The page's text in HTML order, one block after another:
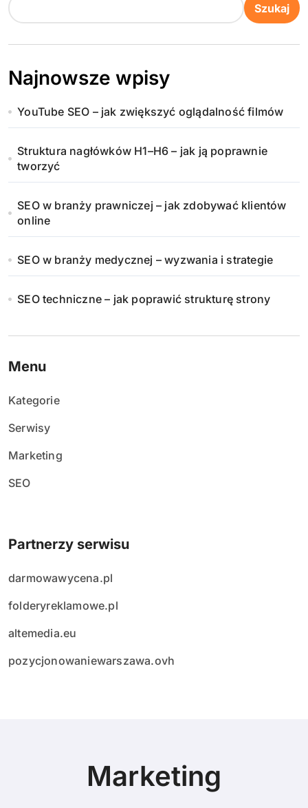
Szukaj
Najnowsze wpisy
YouTube SEO – jak zwiększyć oglądalność filmów
Struktura nagłówków H1–H6 – jak ją poprawnie
tworzyć
SEO w branży prawniczej – jak zdobywać klientów
online
SEO w branży medycznej – wyzwania i strategie
SEO techniczne – jak poprawić strukturę strony
Menu
Kategorie
Serwisy
Marketing
SEO
Partnerzy serwisu
darmowawycena.pl
folderyreklamowe.pl
altemedia.eu
pozycjonowaniewarszawa.ovh
Marketing